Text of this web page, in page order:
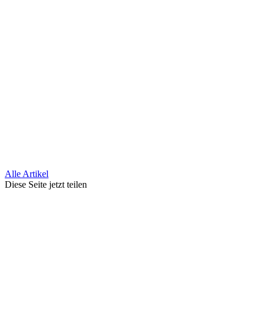
Alle Artikel
Diese Seite jetzt teilen